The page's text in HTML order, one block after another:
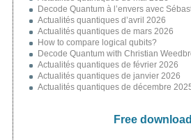
Decode Quantum à l’envers avec
Actualités quantiques d’avril 2026
Actualités quantiques de mars 2026
How to compare logical qubits?
Decode Quantum with Christian
Actualités quantiques de février 2026
Actualités quantiques de janvier 2026
Actualités quantiques de décembre
Free